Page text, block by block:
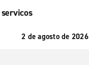
2 de agosto de 2026